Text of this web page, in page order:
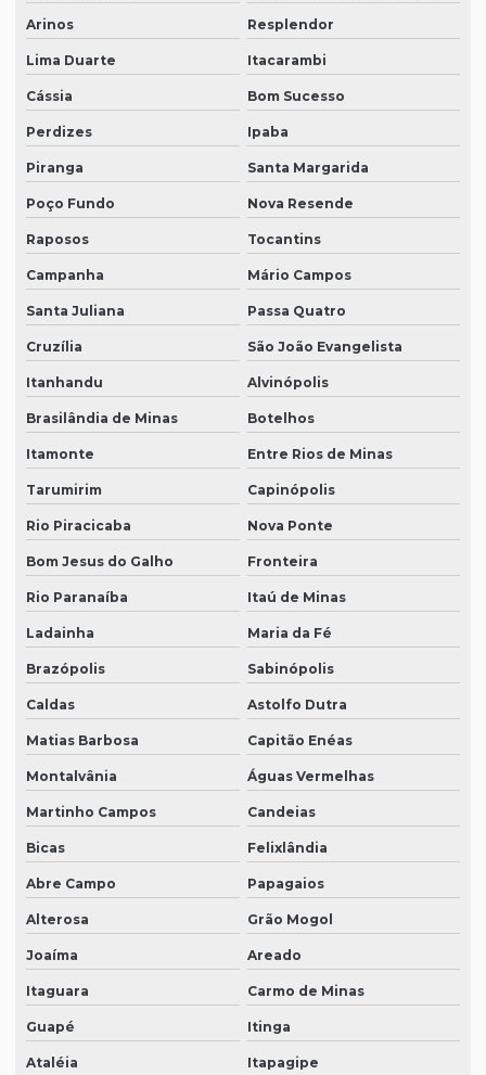
Arinos Resplendor
Lima Duarte Itacarambi
Cássia Bom Sucesso
Perdizes Ipaba
Piranga Santa Margarida
Poço Fundo Nova Resende
Raposos Tocantins
Campanha Mário Campos
Santa Juliana Passa Quatro
Cruzília São João Evangelista
Itanhandu Alvinópolis
Brasilândia de Minas Botelhos
Itamonte Entre Rios de Minas
Tarumirim Capinópolis
Rio Piracicaba Nova Ponte
Bom Jesus do Galho Fronteira
Rio Paranaíba Itaú de Minas
Ladainha Maria da Fé
Brazópolis Sabinópolis
Caldas Astolfo Dutra
Matias Barbosa Capitão Enéas
Montalvânia Águas Vermelhas
Martinho Campos Candeias
Bicas Felixlândia
Abre Campo Papagaios
Alterosa Grão Mogol
Joaíma Areado
Itaguara Carmo de Minas
Guapé Itinga
Ataléia Itapagipe